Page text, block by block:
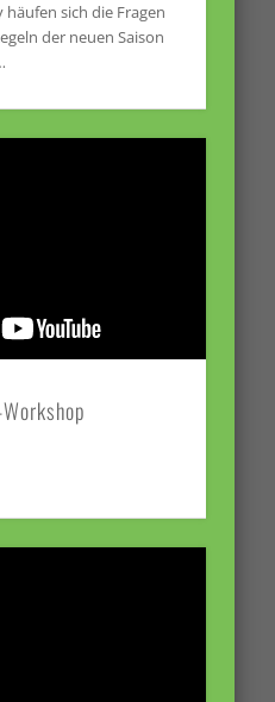
sich die Fragen
der neuen Saison